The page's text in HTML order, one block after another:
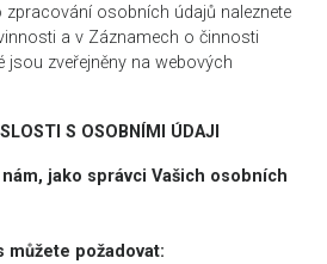
osobních údajů naleznete
a v Záznamech o činnosti
jsou zveřejněny na webových
S OSOBNÍMI ÚDAJI
jako správci Vašich osobních
můžete požadovat: